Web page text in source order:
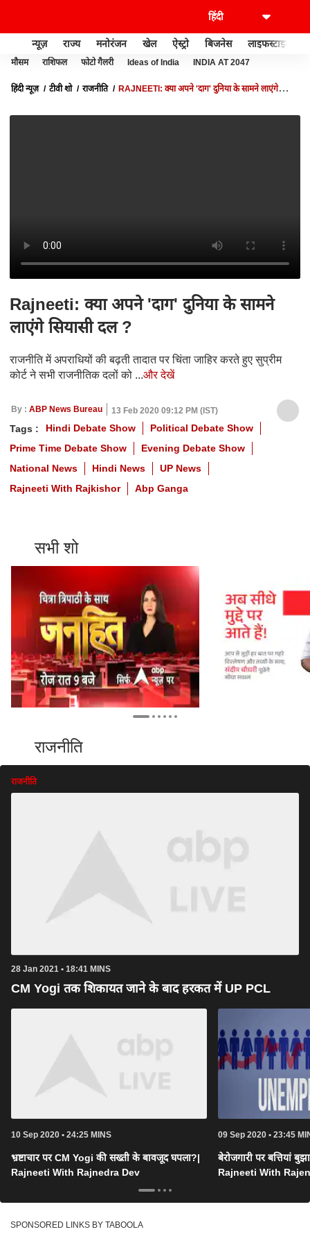
न्यूज़ राज्य मनोरंजन खेल ऐस्ट्रो बिजनेस लाइफस्टाइल
मौसम राशिफल फोटो गैलरी Ideas of India INDIA AT 2047
हिंदी न्यूज़ टीवी शो राजनीति
RAJNEETI: क्या अपने 'दाग' दुनिया के सामने लाएंगे
Rajneeti: क्या अपने 'दाग' दुनिया के सामने
लाएंगे सियासी दल ?
राजनीति में अपराधियों की बढ़ती तादात पर चिंता जाहिर करते हुए सुप्रीम
कोर्ट ने सभी राजनीतिक दलों को ...और देखें
By : ABP News Bureau 13 Feb 2020 09:12 PM (IST)
Tags : Hindi Debate Show
Political Debate Show
Prime Time Debate Show
Evening Debate Show
National News
Hindi News
UP News
Rajneeti With Rajkishor
Abp Ganga
सभी शो
राजनीति
राजनीति
28 Jan 2021 • 18:41 MINS
CM Yogi तक शिकायत जाने के बाद हरकत में UP PCL
10 Sep 2020 • 24:25 MINS
भ्रष्टाचार पर CM Yogi की सख्ती के बावजूद घपला?|
Rajneeti With Rajnedra Dev
09 Sep 2020 • 23:45
बेरोजगारी पर बत्तियां
Rajneeti With
SPONSORED LINKS BY TABOOLA